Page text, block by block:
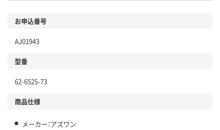
お申込番号
AJ01943
型番
62-6525-73
商品仕様
メーカー：アズワン